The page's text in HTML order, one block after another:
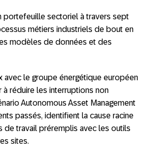
portefeuille sectoriel à travers sept
métiers industriels de bout en
modèles de données et des
avec le groupe énergétique européen
à réduire les interruptions non
Autonomous Asset Management
passés, identifient la cause racine
travail préremplis avec les outils
sites.